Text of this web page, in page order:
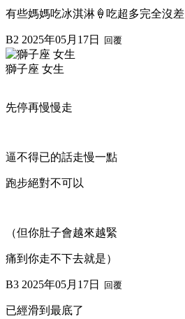
有些媽媽吃冰淇淋🍦吃超多完全沒差
B2 2025年05月17日 回覆
獅子座 女生
先停再慢慢走
逼不得已的話走慢一點
跑步絕對不可以
（但你肚子會越來越緊
痛到你走不下去就是）
B3 2025年05月17日 回覆
已經滑到最底了